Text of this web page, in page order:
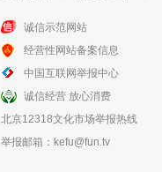
全20集
警察李“酒瓶”
诚信示范网站
经营性网站备案信息
中国互联网举报中心
诚信经营 放心消费
北京12318文化市场举报热线
举报邮箱： kefu@fun.tv